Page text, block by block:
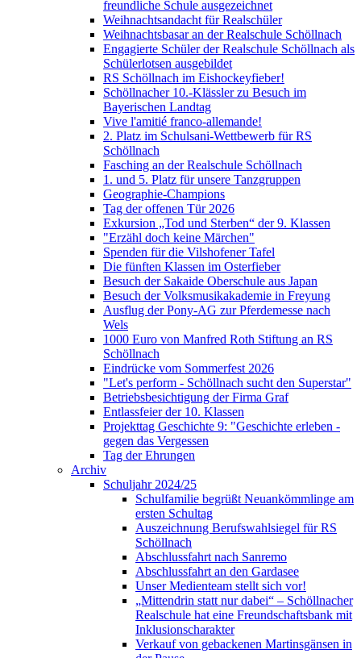
freundliche Schule ausgezeichnet
Weihnachtsandacht für Realschüler
Weihnachtsbasar an der Realschule Schöllnach
Engagierte Schüler der Realschule Schöllnach als
Schülerlotsen ausgebildet
RS Schöllnach im Eishockeyfieber!
Schöllnacher 10.-Klässler zu Besuch im
Bayerischen Landtag
Vive l'amitié franco-allemande!
2. Platz im Schulsani-Wettbewerb für RS
Schöllnach
Fasching an der Realschule Schöllnach
1. und 5. Platz für unsere Tanzgruppen
Geographie-Champions
Tag der offenen Tür 2026
Exkursion „Tod und Sterben“ der 9. Klassen
"Erzähl doch keine Märchen"
Spenden für die Vilshofener Tafel
Die fünften Klassen im Osterfieber
Besuch der Sakaide Oberschule aus Japan
Besuch der Volksmusikakademie in Freyung
Ausflug der Pony-AG zur Pferdemesse nach
Wels
1000 Euro von Manfred Roth Stiftung an RS
Schöllnach
Eindrücke vom Sommerfest 2026
"Let's perform - Schöllnach sucht den Superstar"
Betriebsbesichtigung der Firma Graf
Entlassfeier der 10. Klassen
Projekttag Geschichte 9: "Geschichte erleben -
gegen das Vergessen
Tag der Ehrungen
Archiv
Schuljahr 2024/25
Schulfamilie begrüßt Neuankömmlinge am
ersten Schultag
Auszeichnung Berufswahlsiegel für RS
Schöllnach
Abschlussfahrt nach Sanremo
Abschlussfahrt an den Gardasee
Unser Medienteam stellt sich vor!
„Mittendrin statt nur dabei“ – Schöllnacher
Realschule hat eine Freundschaftsbank mit
Inklusionscharakter
Verkauf von gebackenen Martinsgänsen in